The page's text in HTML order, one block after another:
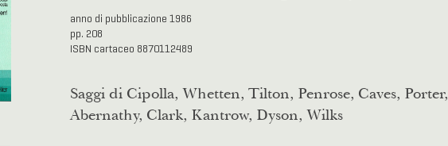
anno di pubblicazione 1986
pp. 208
ISBN cartaceo 8870112489
Saggi di Cipolla, Whetten, Tilton, Penrose, Caves, Porter,
Abernathy, Clark, Kantrow, Dyson, Wilks